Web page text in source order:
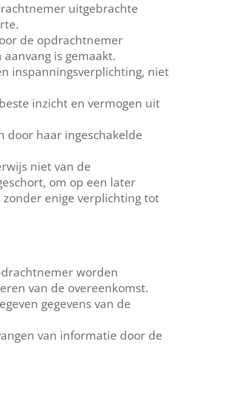
uitgebrachte
de opdrachtnemer
is gemaakt.
inspanningsverplichting, niet
inzicht en vermogen uit
door haar ingeschakelde
niet van de
om op een later
enige verplichting tot
worden
van de overeenkomst.
gegevens van de
van informatie door de